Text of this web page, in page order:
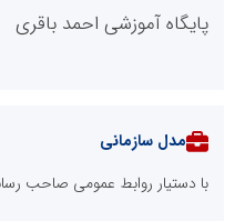
توسعه ورزش‌های رزمی و ترویج
صنفی؛ رویکرد نوین اتحادیه
اخبار زرد و واکنش های هیجانی